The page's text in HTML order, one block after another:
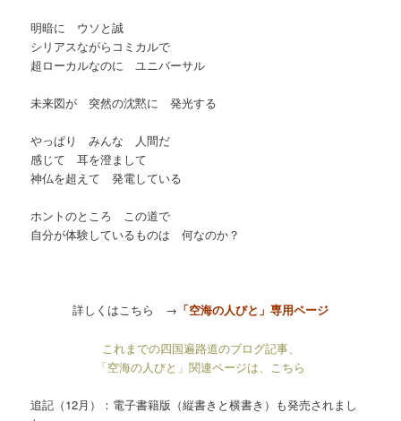
明暗に ウソと誠
シリアスながらコミカルで
超ローカルなのに ユニバーサル
未来図が 突然の沈黙に 発光する
やっぱり みんな 人間だ
感じて 耳を澄まして
神仏を超えて発電している
ホントのところ この道で
自分が体験しているものは 何なのか？
詳しくはこちら → 「空海の人びと」専用ページ
これまでの四国遍路道のブログ記事、
「空海の人びと」関連ページは、こちら
追記（12月）：電子書籍版（縦書きと横書き）も発売されまし